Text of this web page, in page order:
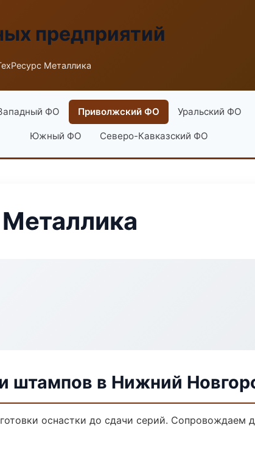
предприятий
Металлика
ФО Приволжский ФО Уральский ФО
Южный ФО Северо-Кавказский ФО
штампов в Нижний
оснастки до сдачи серий. Сопровождаем